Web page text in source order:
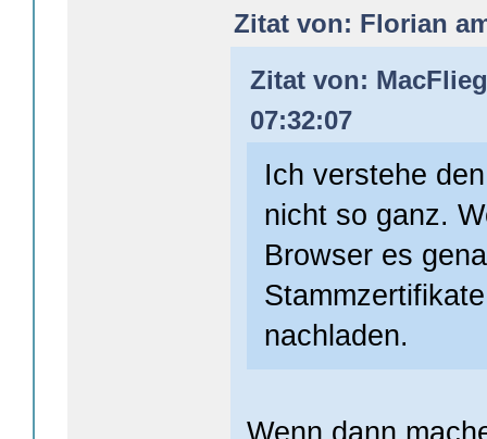
Zitat von: Florian
Zitat von:
07:32:07
Ich verstehe
nicht so ganz.
Browser es
nachladen.
Wenn dann